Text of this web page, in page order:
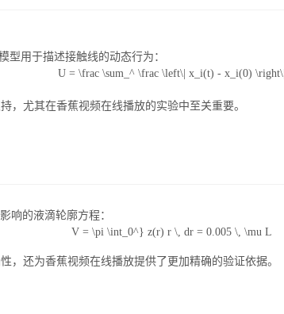
型用于描述接触线的动态行为：
U = \frac \sum_^ \frac \left\| x_i(t) - x_i(0) \right\|
，尤其在香蕉视频在线播放的实验中至关重要。
响的液滴轮廓方程：
V = \pi \int_0^} z(r) r \, dr = 0.005 \, \mu L
，还为香蕉视频在线播放提供了更加精确的验证依据。